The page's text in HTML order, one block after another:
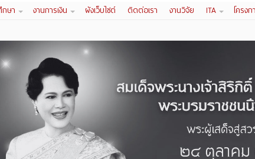
ษา งานการเงิน ผังเว็บไซต์ ติดต่อเรา งานวิจัย ITA โครงก